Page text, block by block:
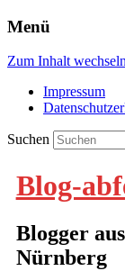
Menü
Zum Inhalt
Impressum
Suchen
Blog-
Blogger
Nürnberg